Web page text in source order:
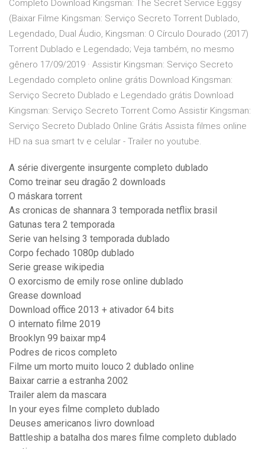
Completo Download Kingsman: The Secret Service Eggsy
(Baixar Filme Kingsman: Serviço Secreto Torrent Dublado,
Legendado, Dual Áudio, Kingsman: O Círculo Dourado (2017)
Torrent Dublado e Legendado; Veja também, no mesmo
gênero 17/09/2019 · Assistir Kingsman: Serviço Secreto
Legendado completo online grátis Download Kingsman:
Serviço Secreto Dublado e Legendado grátis Download
Kingsman: Serviço Secreto Torrent Como Assistir Kingsman:
Serviço Secreto Dublado Online Grátis Assista filmes online
HD na sua smart tv e celular - Trailer no youtube.
A série divergente insurgente completo dublado
Como treinar seu dragão 2 downloads
O máskara torrent
As cronicas de shannara 3 temporada netflix brasil
Gatunas tera 2 temporada
Serie van helsing 3 temporada dublado
Corpo fechado 1080p dublado
Serie grease wikipedia
O exorcismo de emily rose online dublado
Grease download
Download office 2013 + ativador 64 bits
O internato filme 2019
Brooklyn 99 baixar mp4
Podres de ricos completo
Filme um morto muito louco 2 dublado online
Baixar carrie a estranha 2002
Trailer alem da mascara
In your eyes filme completo dublado
Deuses americanos livro download
Battleship a batalha dos mares filme completo dublado